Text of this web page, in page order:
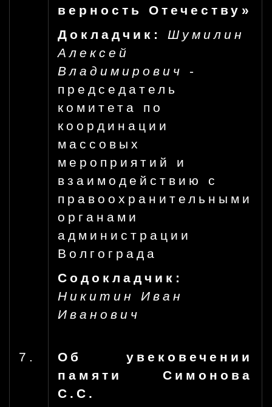
верность Отечеству»
Докладчик: Шумилин
Алексей
Владимирович
-
председатель
комитета по
координации
массовых
мероприятий и
взаимодействию с
правоохранительными
органами
администрации
Волгограда
Содокладчик:
Никитин Иван
Иванович
7.
Об увековечении
памяти Симонова
С.С.